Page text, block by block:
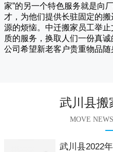
家”的另一个特色服务就是向
才，为他们提供长驻固定的
源的烦恼。 中迁搬家员工举止
质的服务，换取人们一份真诚
公司希望新老客户贵重物品随
武川县搬
MOVE